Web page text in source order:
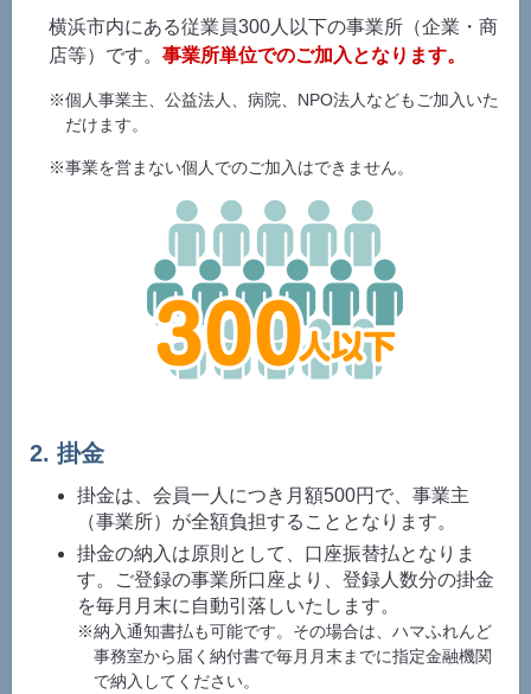
横浜市内にある従業員300人以下の事業所（企業・商
店等）です。 事業所単位でのご加入となります。
※個人事業主、公益法人、病院、NPO法人などもご加入いた
だけます。
※事業を営まない個人でのご加入はできません。
2. 掛金
掛金は、会員一人につき月額500円で、事業主
（事業所）が全額負担することとなります。
掛金の納入は原則として、口座振替払となりま
す。ご登録の事業所口座より、登録人数分の掛金
を毎月月末に自動引落しいたします。
※納入通知書払も可能です。その場合は、ハマふれんど
事務室から届く納付書で毎月月末までに指定金融機関
で納入してください。